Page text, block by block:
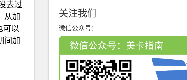
去过
从加
可以
间加
关注我们
微信公众号：